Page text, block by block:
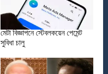
মেটা বিজ্ঞাপনে স্টেবলকয়েন পেমেন্ট
সুবিধা চালু